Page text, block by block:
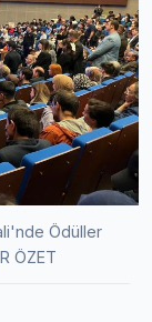
Ödüller
ÖZET